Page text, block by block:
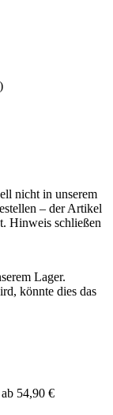
)
nicht in unserem
– der Artikel
Hinweis schließen
Lager.
könnte dies das
ab 54,90 €